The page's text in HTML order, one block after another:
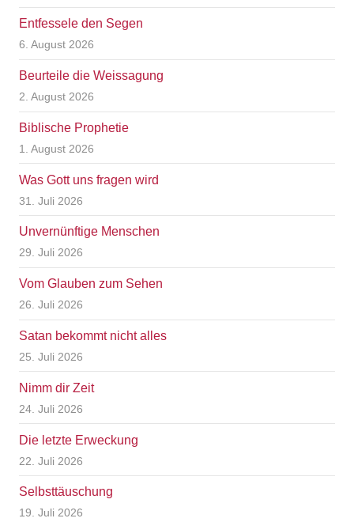
Entfessele den Segen
6. August 2026
Beurteile die Weissagung
2. August 2026
Biblische Prophetie
1. August 2026
Was Gott uns fragen wird
31. Juli 2026
Unvernünftige Menschen
29. Juli 2026
Vom Glauben zum Sehen
26. Juli 2026
Satan bekommt nicht alles
25. Juli 2026
Nimm dir Zeit
24. Juli 2026
Die letzte Erweckung
22. Juli 2026
Selbsttäuschung
19. Juli 2026